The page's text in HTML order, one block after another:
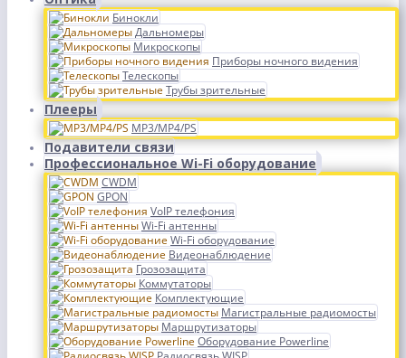
Бинокли
Дальномеры
Микроскопы
Приборы ночного видения
Телескопы
Трубы зрительные
Плееры
MP3/MP4/PS
Подавители связи
Профессиональное Wi-Fi оборудование
CWDM
GPON
VoIP телефония
Wi-Fi антенны
Wi-Fi оборудование
Видеонаблюдение
Грозозащита
Коммутаторы
Комплектующие
Магистральные радиомосты
Маршрутизаторы
Оборудование Powerline